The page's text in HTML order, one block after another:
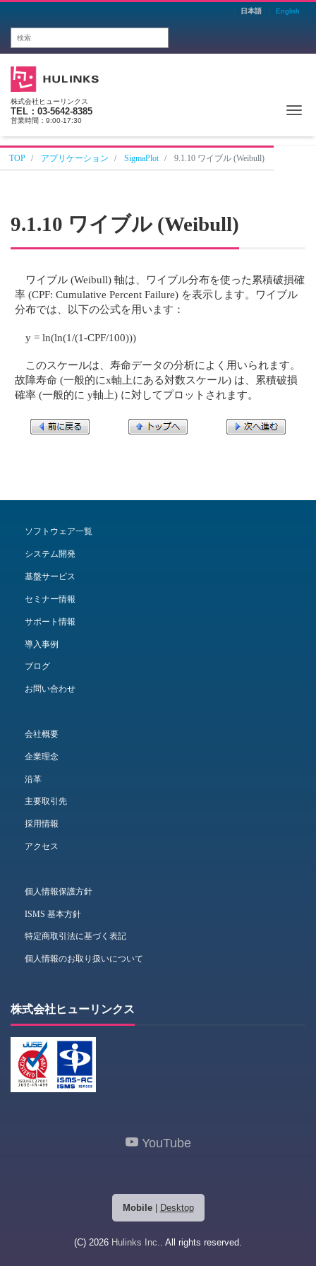
日本語 English
株式会社ヒューリンクス
TEL：03-5642-8385
営業時間：9:00-17:30
TOP アプリケーション SigmaPlot 9.1.10 ワイブル (Weibull)
9.1.10 ワイブル (Weibull)
ワイブル (Weibull) 軸は、ワイブル分布を使った累積破損確
率 (CPF: Cumulative Percent Failure) を表示します。ワイブル
分布では、以下の公式を用います：
y = ln(ln(1/(1-CPF/100)))
このスケールは、寿命データの分析によく用いられます。
故障寿命 (一般的にx軸上にある対数スケール) は、累積破損
確率 (一般的に y軸上) に対してプロットされます。
ソフトウェア一覧
システム開発
基盤サービス
セミナー情報
サポート情報
導入事例
ブログ
お問い合わせ
会社概要
企業理念
沿革
主要取引先
採用情報
アクセス
個人情報保護方針
ISMS 基本方針
特定商取引法に基づく表記
個人情報のお取り扱いについて
株式会社ヒューリンクス
YouTube
Mobile| Desktop
(C) 2026 Hulinks Inc. . All rights reserved.